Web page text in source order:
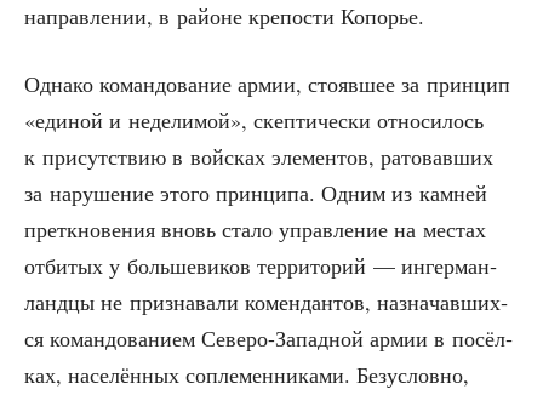
направ­ле­нии, в рай­оне кре­по­сти Копорье.
Одна­ко коман­до­ва­ние армии, сто­яв­шее за прин­цип
«еди­ной и неде­ли­мой», скеп­ти­че­ски отно­си­лось
к при­сут­ствию в вой­сках эле­мен­тов, рато­вав­ших
за нару­ше­ние это­го прин­ци­па. Одним из кам­ней
пре­ткно­ве­ния вновь ста­ло управ­ле­ние на местах
отби­тых у боль­ше­ви­ков тер­ри­то­рий — ингер­ман­
ланд­цы не при­зна­ва­ли комен­дан­тов, назна­чав­ших­
ся коман­до­ва­ни­ем Севе­ро-Запад­ной армии в посёл­
ках, насе­лён­ных сопле­мен­ни­ка­ми. Без­услов­но,